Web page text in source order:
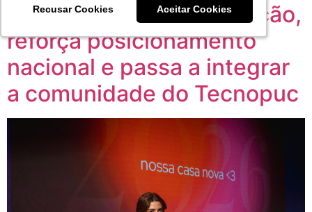
Recusar Cookies Aceitar Cookies
Recusar Cookies Aceitar Cookies
Grupo NSM amplia atuação,
reforça posicionamento
nacional e passa a integrar
a comunidade do Tecnopuc